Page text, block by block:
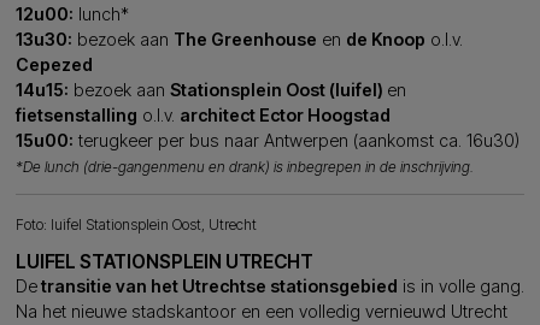
12u00: lunch*
13u30: bezoek aan The Greenhouse en de Knoop o.l.v.
Cepezed
14u15: bezoek aan Stationsplein Oost (luifel) en
fietsenstalling o.l.v. architect Ector Hoogstad
15u00: terugkeer per bus naar Antwerpen (aankomst ca. 16u30)
*De lunch (drie-gangenmenu en drank) is inbegrepen in de inschrijving.
Foto: luifel Stationsplein Oost, Utrecht
LUIFEL STATIONSPLEIN UTRECHT
Detransitie van het Utrechtse stationsgebied is in volle gang.
Na het nieuwe stadskantoor en een volledig vernieuwd Utrecht